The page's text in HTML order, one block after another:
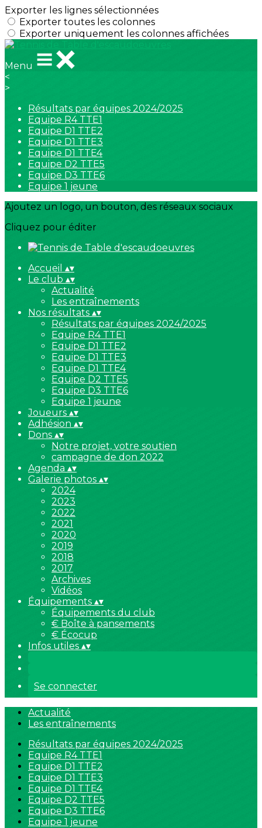
Exporter les lignes sélectionnées
Exporter toutes les colonnes
Exporter uniquement les colonnes affichées
Menu
<
>
Résultats par équipes 2024/2025
Equipe R4 TTE1
Equipe D1 TTE2
Equipe D1 TTE3
Equipe D1 TTE4
Equipe D2 TTE5
Equipe D3 TTE6
Equipe 1 jeune
Ajoutez un logo, un bouton, des réseaux sociaux
Cliquez pour éditer
Accueil ▴▾
Le club ▴▾
Actualité
Les entraînements
Nos résultats ▴▾
Résultats par équipes 2024/2025
Equipe R4 TTE1
Equipe D1 TTE2
Equipe D1 TTE3
Equipe D1 TTE4
Equipe D2 TTE5
Equipe D3 TTE6
Equipe 1 jeune
Joueurs ▴▾
Adhésion ▴▾
Dons ▴▾
Notre projet, votre soutien
campagne de don 2022
Agenda ▴▾
Galerie photos ▴▾
2024
2023
2022
2021
2020
2019
2018
2017
Archives
Vidéos
Équipements ▴▾
Équipements du club
€ Boîte à pansements
€ Écocup
Infos utiles ▴▾
Se connecter
Actualité
Les entraînements
Résultats par équipes 2024/2025
Equipe R4 TTE1
Equipe D1 TTE2
Equipe D1 TTE3
Equipe D1 TTE4
Equipe D2 TTE5
Equipe D3 TTE6
Equipe 1 jeune